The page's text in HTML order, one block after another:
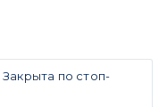
Закрыта по стоп-